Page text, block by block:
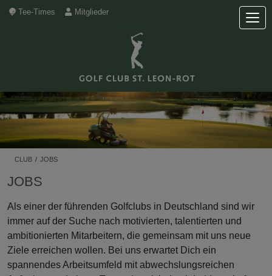
Tee-Times Mitglieder
CLUB / JOBS
JOBS
Als einer der führenden Golfclubs in Deutschland sind wir
immer auf der Suche nach motivierten, talentierten und
ambitionierten Mitarbeitern, die gemeinsam mit uns neue
Ziele erreichen wollen. Bei uns erwartet Dich ein
spannendes Arbeitsumfeld mit abwechslungsreichen